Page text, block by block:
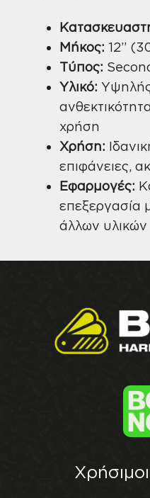
Μήκος: 12”
Τύπος:
Υλικό: Υψηλής
χρήση
Χρήση:
επιφάνειες,
Εφαρμογές:
επεξεργασία
άλλων υλικών